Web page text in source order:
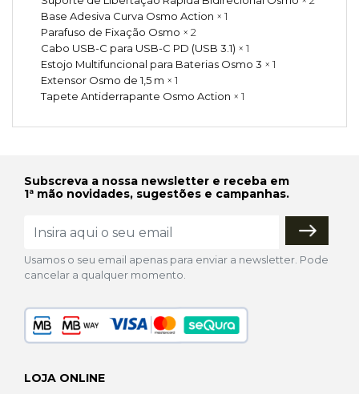
Base Adesiva Curva Osmo Action × 1
Parafuso de Fixação Osmo × 2
Cabo USB-C para USB-C PD (USB 3.1) × 1
Estojo Multifuncional para Baterias Osmo 3 × 1
Extensor Osmo de 1,5 m × 1
Tapete Antiderrapante Osmo Action × 1
Subscreva a nossa newsletter e receba em
1ª mão novidades, sugestões e campanhas.
Usamos o seu email apenas para enviar a newsletter. Pode
cancelar a qualquer momento.
LOJA ONLINE